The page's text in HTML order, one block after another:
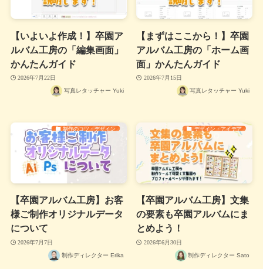
【いよいよ作成！】卒園ア
ルバム工房の「編集画面」
かんたんガイド
2026年7月22日
写真レタッチャー Yuki
【まずはここから！】卒園
アルバム工房の「ホーム画
面」かんたんガイド
2026年7月15日
写真レタッチャー Yuki
制作のコツ・デザイン
【卒園アルバム工房】お客
様ご制作オリジナルデータ
について
2026年7月7日
制作ディレクター Erika
デザイン・アイデア
【卒園アルバム工房】文集
の要素も卒園アルバムにま
とめよう！
2026年6月30日
制作ディレクター Sato